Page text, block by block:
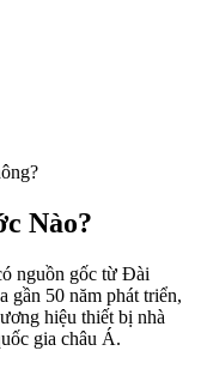
Nào?
nguồn gốc từ Đài
gần 50 năm phát triển,
hiệu thiết bị nhà
gia châu Á.